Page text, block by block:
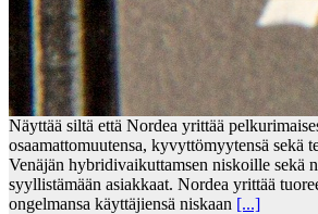
Näyttää siltä että Nordea yrittää
osaamattomuutensa, kyvyttömyytensä sekä
Venäjän hybridivaikuttamsen niskoille sekä
syyllistämään asiakkaat. Nordea yrittää
ongelmansa käyttäjiensä niskaan [...]